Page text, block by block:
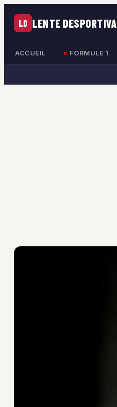
LD LENTE DESPORTIVA
ACCUEIL FORMULE 1